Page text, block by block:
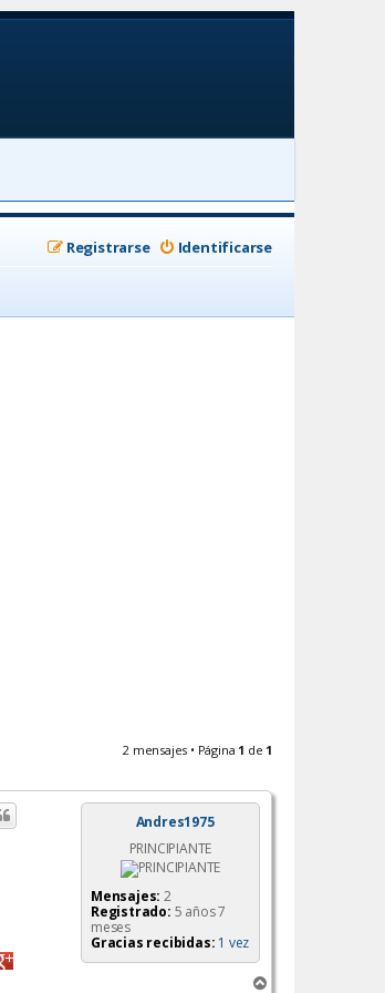
Identificarse
Registrarse
2 mensajes • Página 1 de 1
Andres1975
PRINCIPIANTE
Mensajes: 2
Registrado: 5 años 7
meses
Gracias recibidas: 1 vez